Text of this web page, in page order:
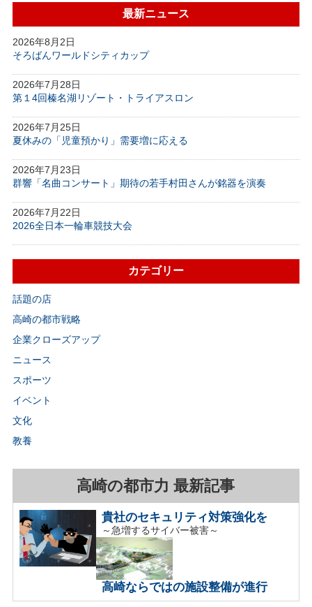
最新ニュース
2026年8月2日
そろばんワールドシティカップ
2026年7月28日
第１4回榛名湖リゾート・トライアスロン
2026年7月25日
夏休みの「児童預かり」需要増に応える
2026年7月23日
群響「名曲コンサート」期待の若手村田さんが銘器を演奏
2026年7月22日
2026全日本一輪車競技大会
カテゴリー
話題の店
高崎の都市戦略
企業クローズアップ
ニュース
スポーツ
イベント
文化
教養
高崎の都市力 最新記事
貴社のセキュリティ対策強化を
～急増するサイバー被害～
高崎ならではの施設整備が進行